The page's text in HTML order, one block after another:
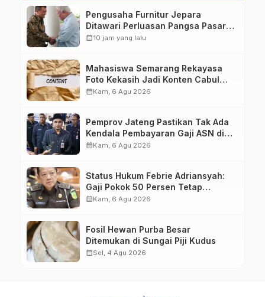
Pengusaha Furnitur Jepara
Ditawari Perluasan Pangsa Pasar
Hingga ke IKN
calendar_month10 jam yang lalu
Mahasiswa Semarang Rekayasa
Foto Kekasih Jadi Konten Cabul
karena Sakit Hati
calendar_monthKam, 6 Agu 2026
Pemprov Jateng Pastikan Tak Ada
Kendala Pembayaran Gaji ASN di
Tengah Pemangkasan Transfer ke
calendar_monthKam, 6 Agu 2026
Status Hukum Febrie Adriansyah:
Gaji Pokok 50 Persen Tetap
Mengalir, Tunjangan Disetop
calendar_monthKam, 6 Agu 2026
Fosil Hewan Purba Besar
Ditemukan di Sungai Piji Kudus
calendar_monthSel, 4 Agu 2026